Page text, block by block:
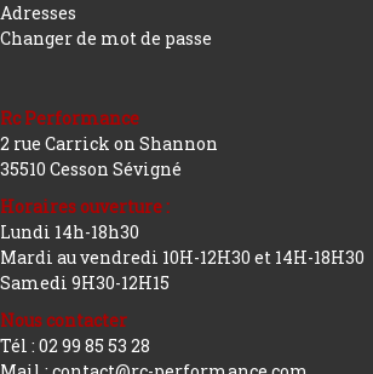
Adresses
Changer de mot de passe
Rc Performance
2 rue Carrick on Shannon
35510 Cesson Sévigné
Horaires ouverture :
Lundi 14h-18h30
Mardi au vendredi 10H-12H30 et 14H-18H30
Samedi 9H30-12H15
Nous contacter
Tél : 02 99 85 53 28